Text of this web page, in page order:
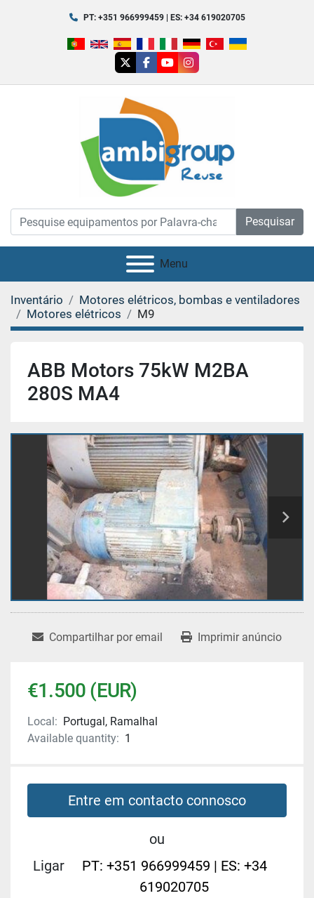
PT: +351 966999459 | ES: +34 619020705
twitterfacebook
youtubeinstagram
Pesquisar
Menu
Inventário
Motores elétricos, bombas e ventiladores
Motores elétricos
M9
ABB Motors 75kW M2BA
280S MA4
Compartilhar por email Imprimir anúncio
€1.500 (EUR)
Local: Portugal, Ramalhal
Available quantity: 1
Entre em contacto connosco
ou
Ligar
PT: +351 966999459 | ES: +34
619020705